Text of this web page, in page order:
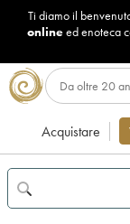
Ti diamo il
onlineed enoteca
Acquistare